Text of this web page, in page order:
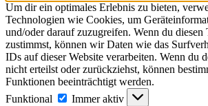
Um dir ein optimales Erlebnis zu bieten,
Technologien wie Cookies, um
und/oder darauf zuzugreifen. Wenn du diesen
zustimmst, können wir Daten wie das
IDs auf dieser Website verarbeiten. Wenn du
nicht erteilst oder zurückziehst, können
Funktionen beeinträchtigt werden.
Funktional
Immer aktiv